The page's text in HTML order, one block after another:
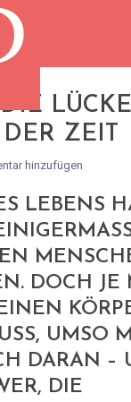
DIE
ZEIT
hinzufügen
LEBENS
DOCH JE
UMSO
DARAN –
DIE V